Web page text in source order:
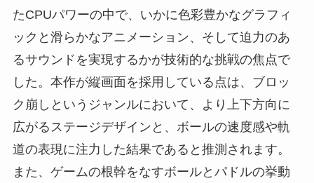
たCPUパワーの中で、いかに色彩豊かなグラフィ
ックと滑らかなアニメーション、そして迫力のあ
るサウンドを実現するかが技術的な挑戦の焦点で
した。本作が縦画面を採用している点は、ブロッ
ク崩しというジャンルにおいて、より上下方向に
広がるステージデザインと、ボールの速度感や軌
道の表現に注力した結果であると推測されます。
また、ゲームの根幹をなすボールとパドルの挙動